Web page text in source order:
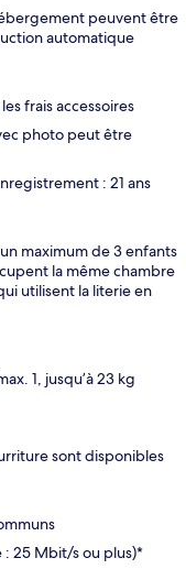
peuvent être
automatique
frais accessoires
photo peut être
: 21 ans
maximum de 3 enfants
la même chambre
utilisent la literie en
1, jusqu’à 23 kg
sont disponibles
: 25 Mbit/s ou plus)*